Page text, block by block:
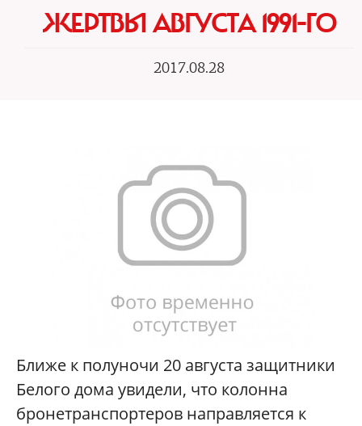
ЖЕРТВЫ АВГУСТА 1991-ГО
2017.08.28
Ближе к полуночи 20 августа защитники
Белого дома увидели, что колонна
бронетранспортеров направляется к